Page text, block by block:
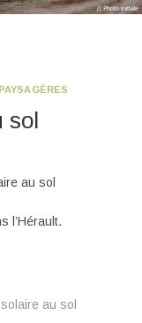
sol
au sol
l’Hérault.
au sol